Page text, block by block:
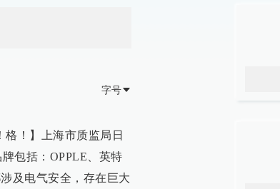
字号
！】上海市质监局日
包括：OPPLE、英特
及电气安全，存在巨大